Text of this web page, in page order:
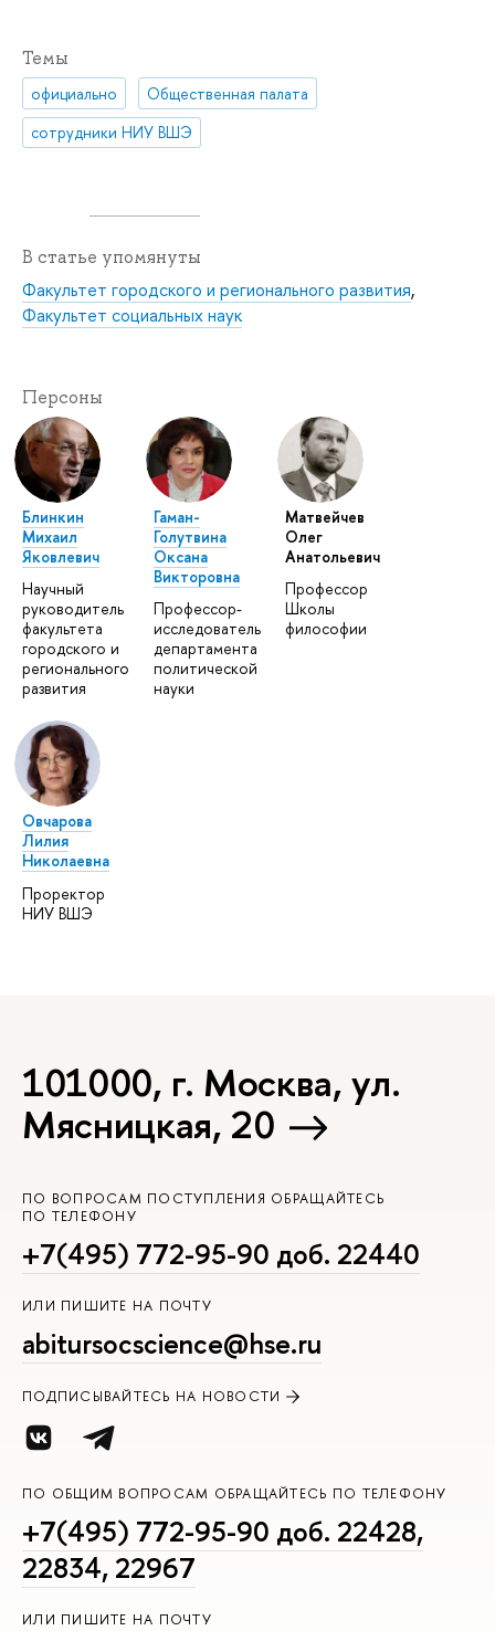
Темы
официально
Общественная палата
сотрудники НИУ ВШЭ
В статье упомянуты
Факультет городского и регионального развития,
Факультет социальных наук
Персоны
Блинкин
Михаил
Яковлевич
Научный
руководитель
факультета
городского и
регионального
развития
Гаман-
Голутвина
Оксана
Викторовна
Профессор-
исследователь
департамента
политической
науки
Матвейчев
Олег
Анатольевич
Профессор
Школы
философии
Овчарова
Лилия
Николаевна
Проректор
НИУ ВШЭ
101000, г. Москва, ул.
Мясницкая, 20
ПО ВОПРОСАМ ПОСТУПЛЕНИЯ ОБРАЩАЙТЕСЬ
ПО ТЕЛЕФОНУ
+7(495) 772-95-90 доб. 22440
ИЛИ ПИШИТЕ НА ПОЧТУ
abitursocscience@hse.ru
ПОДПИСЫВАЙТЕСЬ НА НОВОСТИ
ПО ОБЩИМ ВОПРОСАМ ОБРАЩАЙТЕСЬ ПО ТЕЛЕФОНУ
+7(495) 772-95-90 доб. 22428,
22834, 22967
ИЛИ ПИШИТЕ НА ПОЧТУ